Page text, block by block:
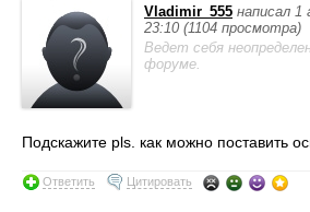
Vladimir_555 написал 1
23:10 (1104 просмотра)
Ведет себя
форуме.
Подскажите pls. как можно поставить
Ответить Цитировать